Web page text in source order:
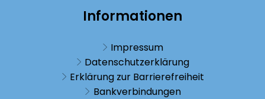
Informationen
Impressum
Datenschutzerklärung
Erklärung zur Barrierefreiheit
Bankverbindungen